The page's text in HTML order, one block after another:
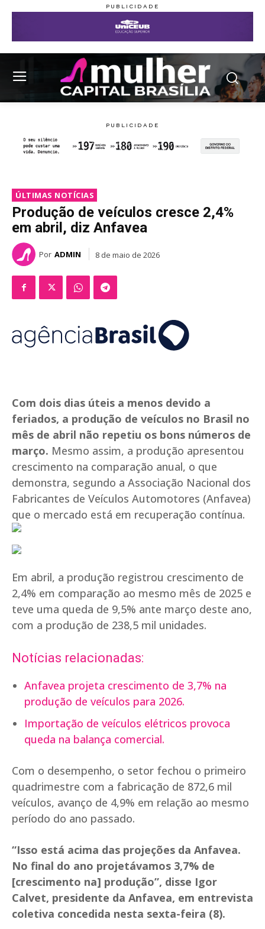
ÚLTIMAS NOTÍCIAS
Produção de veículos cresce 2,4%
em abril, diz Anfavea
Por ADMIN 8 de maio de 2026
Com dois dias úteis a menos devido a
feriados, a produção de veículos no Brasil no
mês de abril não repetiu os bons números de
março. Mesmo assim, a produção apresentou
crescimento na comparação anual, o que
demonstra, segundo a Associação Nacional dos
Fabricantes de Veículos Automotores (Anfavea)
que o mercado está em recuperação contínua.
Em abril, a produção registrou crescimento de
2,4% em comparação ao mesmo mês de 2025 e
teve uma queda de 9,5% ante março deste ano,
com a produção de 238,5 mil unidades.
Notícias relacionadas:
Anfavea projeta crescimento de 3,7% na
produção de veículos para 2026.
Importação de veículos elétricos provoca
queda na balança comercial.
Com o desempenho, o setor fechou o primeiro
quadrimestre com a fabricação de 872,6 mil
veículos, avanço de 4,9% em relação ao mesmo
período do ano passado.
“Isso está acima das projeções da Anfavea.
No final do ano projetávamos 3,7% de
[crescimento na] produção”, disse Igor
Calvet, presidente da Anfavea, em entrevista
coletiva concedida nesta sexta-feira (8).